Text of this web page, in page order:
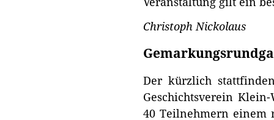
Christoph Nickolaus
Der kürzlich
Geschichtsverein
40 Teilnehmern einem